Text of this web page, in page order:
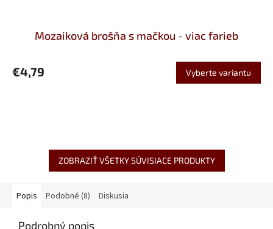
Mozaiková brošňa s mačkou - viac farieb
€4,79 Vyberte variantu
ZOBRAZIŤ VŠETKY SÚVISIACE PRODUKTY
Popis Podobné (8) Diskusia
Podrobný popis